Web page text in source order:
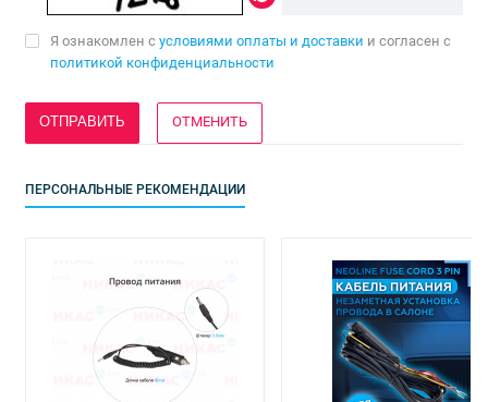
Я ознакомлен с условиями оплаты и доставки и согласен с
политикой конфиденциальности
ОТМЕНИТЬ
ПЕРСОНАЛЬНЫЕ РЕКОМЕНДАЦИИ